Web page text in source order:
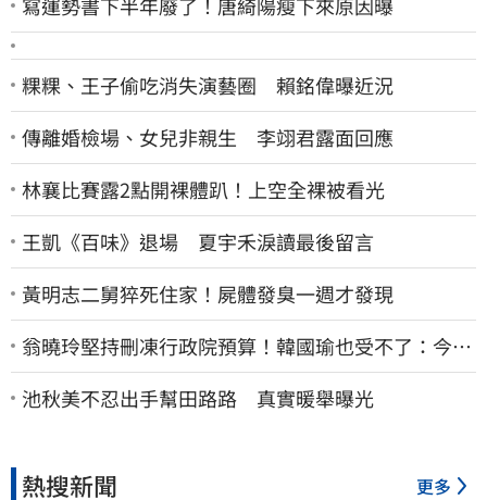
粿粿、王子偷吃消失演藝圈 賴銘偉曝近況
傳離婚檢場、女兒非親生 李翊君露面回應
林襄比賽露2點開裸體趴！上空全裸被看光
王凱《百味》退場 夏宇禾淚讀最後留言
黃明志二舅猝死住家！屍體發臭一週才發現
翁曉玲堅持刪凍行政院預算！韓國瑜也受不了：今年
剩4個月你思考一下
池秋美不忍出手幫田路路 真實暖舉曝光
熱搜新聞 更多